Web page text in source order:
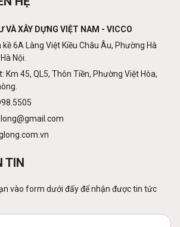
viễn thông
hệ
lợp lớp phủ kim loại
VÀ XÂY DỰNG VIỆT NAM - VICCO
kề 6A Làng Việt Kiều Châu Âu, Phường Hà
Nội.
Km 45, QL5, Thôn Tiền, Phường Việt Hòa,
TIN
vào form dưới đấy để nhận được tin tức